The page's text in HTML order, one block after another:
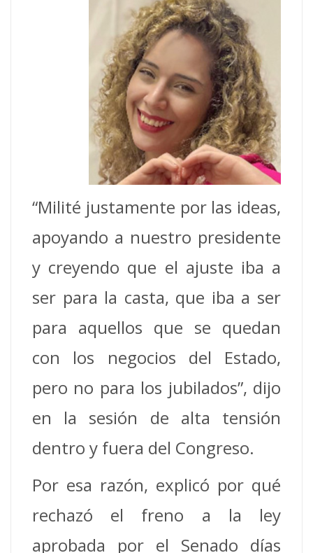
“Milité justamente por las ideas,
apoyando a nuestro presidente
y creyendo que el ajuste iba a
ser para la casta, que iba a ser
para aquellos que se quedan
con los negocios del Estado,
pero no para los jubilados”, dijo
en la sesión de alta tensión
dentro y fuera del Congreso.
Por esa razón, explicó por qué
rechazó el freno a la ley
aprobada por el Senado días